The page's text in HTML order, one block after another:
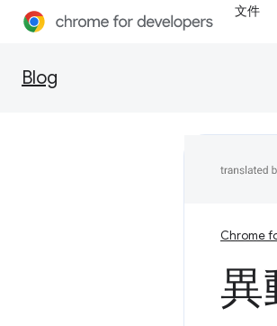
文件
Blog
Chrome
異